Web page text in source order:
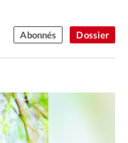
Dossier
Abonnés